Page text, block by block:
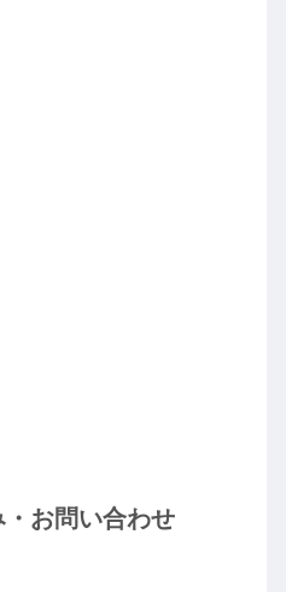
お問い合わせ